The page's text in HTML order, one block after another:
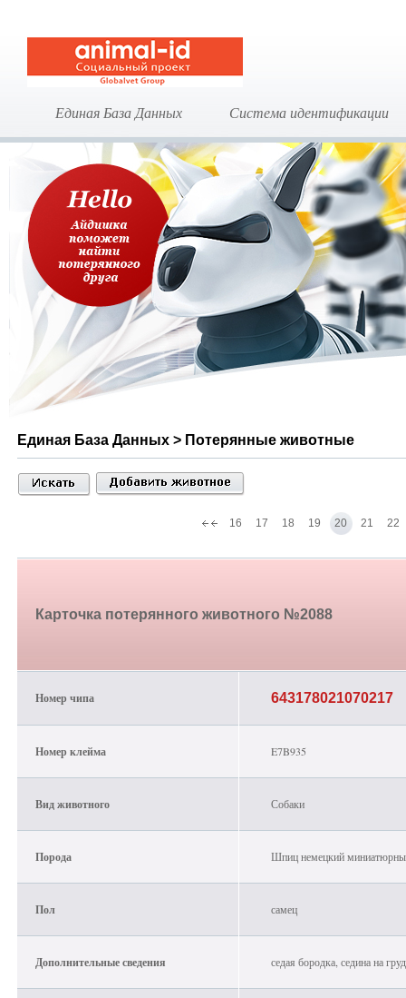
Единая База Данных Система идентификации
Единая База Данных > Потерянные животные
16 17 18 19 20 21 22
Карточка потерянного животного №2088
Номер чипа 643178021070217
Номер клейма E7B935
Вид животного Собаки
Порода Шпиц немецкий
Пол самец
Дополнительные сведения седая бородка, седина на